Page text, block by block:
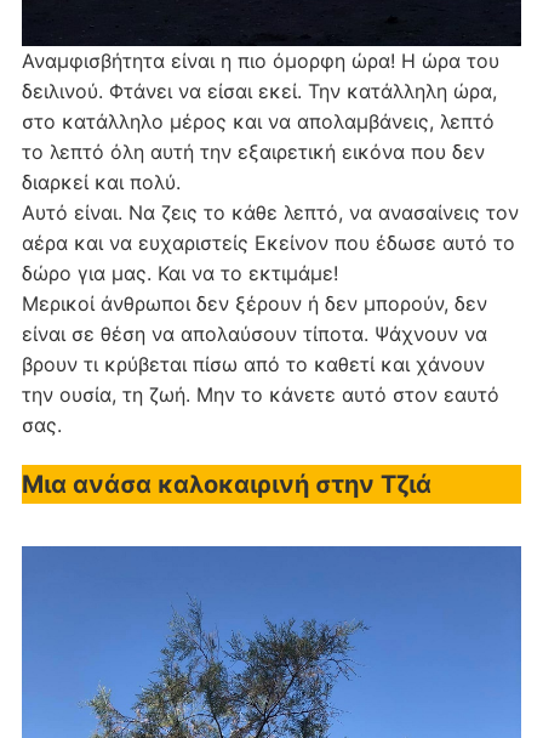
Αναμφισβήτητα είναι η πιο όμορφη ώρα! Η ώρα του
δειλινού. Φτάνει να είσαι εκεί. Την κατάλληλη ώρα,
στο κατάλληλο μέρος και να απολαμβάνεις, λεπτό
το λεπτό όλη αυτή την εξαιρετική εικόνα που δεν
διαρκεί και πολύ.
Αυτό είναι. Να ζεις το κάθε λεπτό, να ανασαίνεις τον
αέρα και να ευχαριστείς Εκείνον που έδωσε αυτό το
δώρο για μας. Και να το εκτιμάμε!
Μερικοί άνθρωποι δεν ξέρουν ή δεν μπορούν, δεν
είναι σε θέση να απολαύσουν τίποτα. Ψάχνουν να
βρουν τι κρύβεται πίσω από το καθετί και χάνουν
την ουσία, τη ζωή. Μην το κάνετε αυτό στον εαυτό
σας.
Μια ανάσα καλοκαιρινή στην Τζιά